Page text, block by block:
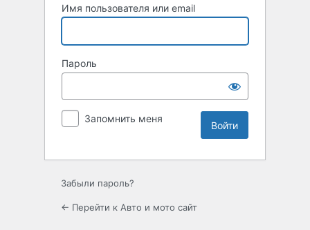
Имя пользователя или email
Пароль
Запомнить меня
Забыли пароль?
← Перейти к Авто и мото сайт